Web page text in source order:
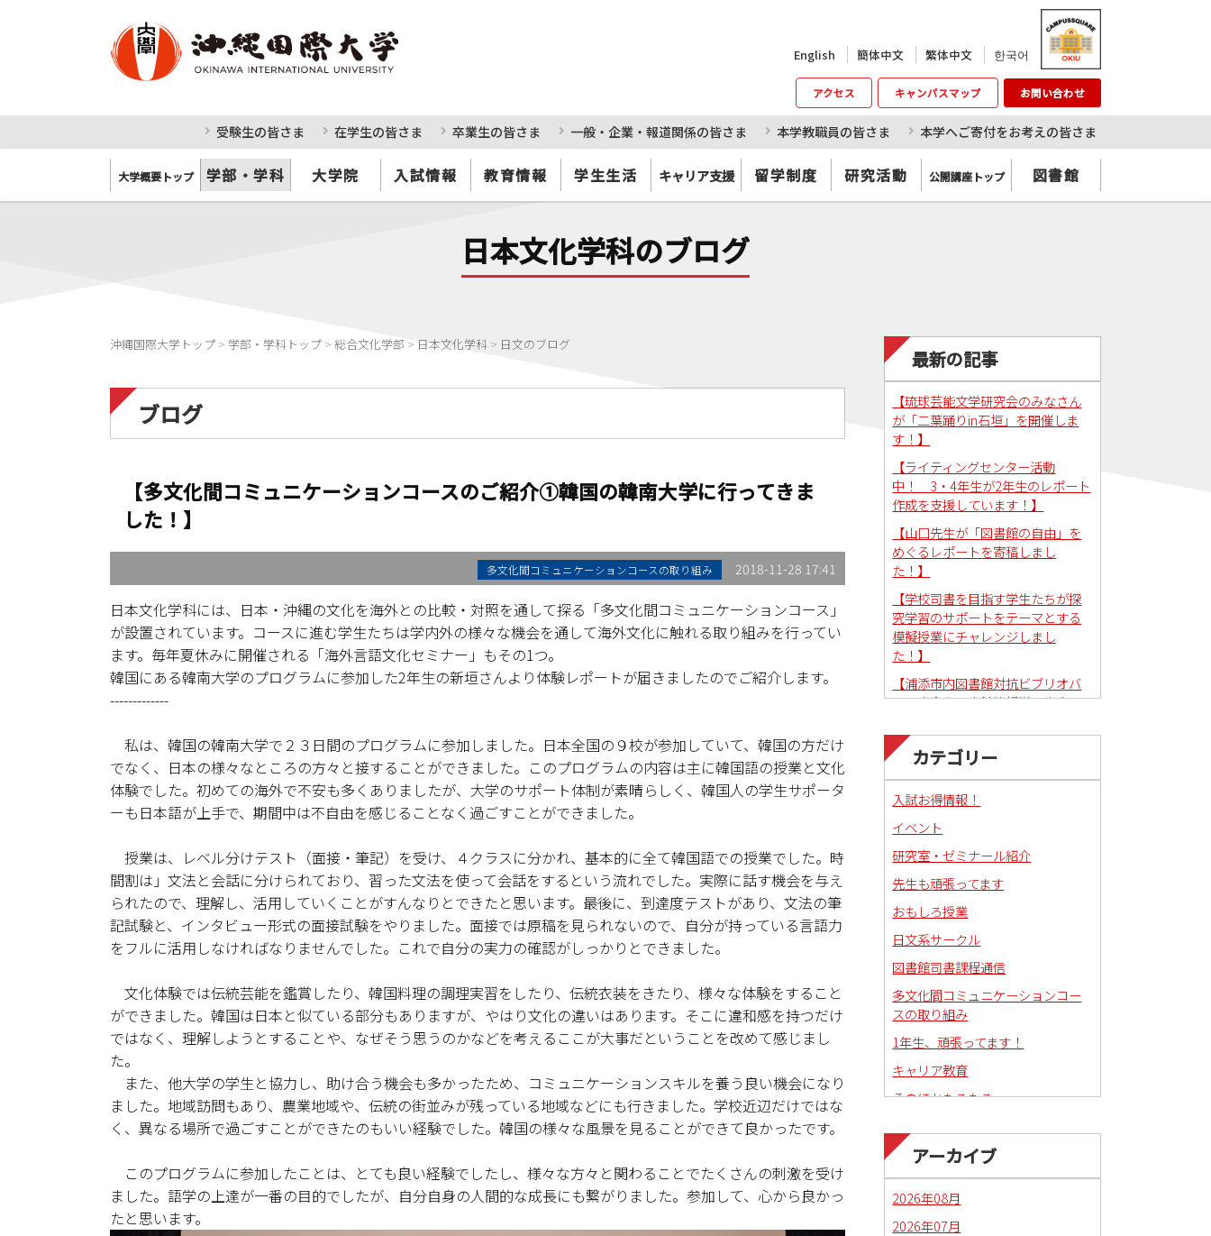
English 簡体中文 繁体中文 한국어
アクセス キャンパスマップ お問い合わせ
受験生の皆さま 在学生の皆さま 卒業生の皆さま 一般・企業・報道関係の皆さま 本学教職員の皆さま 本学へご寄付をお考えの皆さま
大学概要トップ 学部・学科 大学院 入試情報 教育情報 学生生活 キャリア支援 留学制度 研究活動 公開講座トップ 図書館
日本文化学科のブログ
沖縄国際大学トップ > 学部・学科トップ > 総合文化学部 > 日本文化学科 > 日文のブログ
ブログ
【多文化間コミュニケーションコースのご紹介①韓国の韓南大学に行ってきま
した！】
多文化間コミュニケーションコースの取り組み 2018-11-28 17:41
日本文化学科には、日本・沖縄の文化を海外との比較・対照を通して探る「多文化間コミュニケーションコース」
が設置されています。コースに進む学生たちは学内外の様々な機会を通して海外文化に触れる取り組みを行ってい
ます。毎年夏休みに開催される「海外言語文化セミナー」もその1つ。
韓国にある韓南大学のプログラムに参加した2年生の新垣さんより体験レポートが届きましたのでご紹介します。
-------------
私は、韓国の韓南大学で２３日間のプログラムに参加しました。日本全国の９校が参加していて、韓国の方だけ
でなく、日本の様々なところの方々と接することができました。このプログラムの内容は主に韓国語の授業と文化
体験でした。初めての海外で不安も多くありましたが、大学のサポート体制が素晴らしく、韓国人の学生サポータ
ーも日本語が上手で、期間中は不自由を感じることなく過ごすことができました。
授業は、レベル分けテスト（面接・筆記）を受け、４クラスに分かれ、基本的に全て韓国語での授業でした。時
間割は」文法と会話に分けられており、習った文法を使って会話をするという流れでした。実際に話す機会を与え
られたので、理解し、活用していくことがすんなりとできたと思います。最後に、到達度テストがあり、文法の筆
記試験と、インタビュー形式の面接試験をやりました。面接では原稿を見られないので、自分が持っている言語力
をフルに活用しなければなりませんでした。これで自分の実力の確認がしっかりとできました。
文化体験では伝統芸能を鑑賞したり、韓国料理の調理実習をしたり、伝統衣装をきたり、様々な体験をすること
ができました。韓国は日本と似ている部分もありますが、やはり文化の違いはあります。そこに違和感を持つだけ
ではなく、理解しようとすることや、なぜそう思うのかなどを考えるここが大事だということを改めて感じまし
た。
また、他大学の学生と協力し、助け合う機会も多かったため、コミュニケーションスキルを養う良い機会になり
ました。地域訪問もあり、農業地域や、伝統の街並みが残っている地域などにも行きました。学校近辺だけではな
く、異なる場所で過ごすことができたのもいい経験でした。韓国の様々な風景を見ることができて良かったです。
このプログラムに参加したことは、とても良い経験でしたし、様々な方々と関わることでたくさんの刺激を受け
ました。語学の上達が一番の目的でしたが、自分自身の人間的な成長にも繋がりました。参加して、心から良かっ
たと思います。
最新の記事
【琉球芸能文学研究会のみなさん
が「二葉踊りin石垣」を開催しま
す！】
【ライティングセンター活動
中！ 3・4年生が2年生のレポート
作成を支援しています！】
【山口先生が「図書館の自由」を
めぐるレポートを寄稿しまし
た！】
【学校司書を目指す学生たちが探
究学習のサポートをテーマとする
模擬授業にチャレンジしまし
た！】
【浦添市内図書館対抗ビブリオバ
トル大会を図書館情報学研究室で
カテゴリー
入試お得情報！
イベント
研究室・ゼミナール紹介
先生も頑張ってます
おもしろ授業
日文系サークル
図書館司書課程通信
多文化間コミュニケーションコー
スの取り組み
1年生、頑張ってます！
キャリア教育
そのほかもろもろ
日本語教育副専攻課程通信(日本語
琉球沖縄文化コースの取り組み
アーカイブ
2026年08月
2026年07月